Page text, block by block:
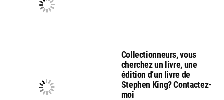
Collectionneurs, vous
cherchez un livre, une
édition d’un livre de
Stephen King? Contactez-
moi